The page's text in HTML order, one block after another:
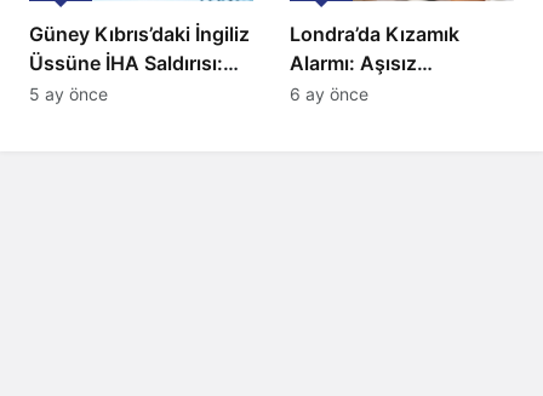
Güney Kıbrıs’daki İngiliz
Üssüne İHA Saldırısı:
Patlama, Sirenler ve
5 ay önce
Londra’da Kızamık
Alarmı: Aşısız
Öğrenciler Okullardan
6 ay önce